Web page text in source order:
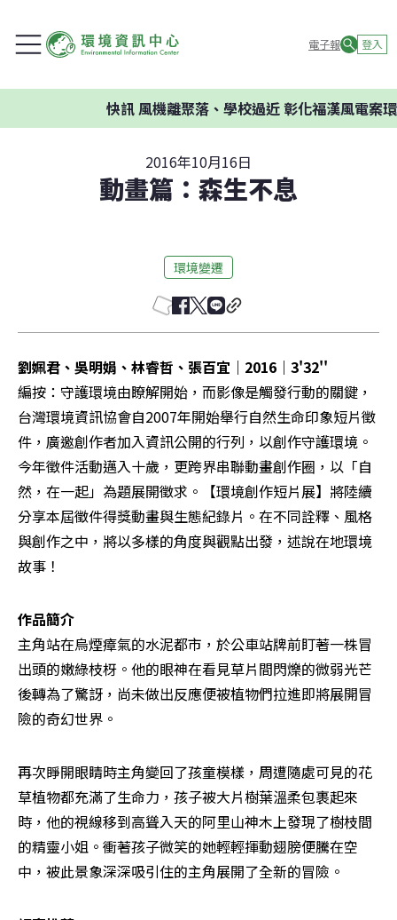
電子報 登入
快訊風機離聚落、學校過近 彰化福漢風電案環
2016年10月16日
動畫篇：森生不息
環境變遷
劉姵君、吳明娟、林睿哲、張百宜｜2016｜3'32''
編按：守護環境由瞭解開始，而影像是觸發行動的關鍵，
台灣環境資訊協會自2007年開始舉行自然生命印象短片徵
件，廣邀創作者加入資訊公開的行列，以創作守護環境。
今年徵件活動邁入十歲，更跨界串聯動畫創作圈，以「自
然，在一起」為題展開徵求。【環境創作短片展】將陸續
分享本屆徵件得獎動畫與生態紀錄片。在不同詮釋、風格
與創作之中，將以多樣的角度與觀點出發，述說在地環境
故事！
作品簡介
主角站在烏煙瘴氣的水泥都市，於公車站牌前盯著一株冒
出頭的嫩綠枝枒。他的眼神在看見草片間閃爍的微弱光芒
後轉為了驚訝，尚未做出反應便被植物們拉進即將展開冒
險的奇幻世界。
再次睜開眼睛時主角變回了孩童模樣，周遭隨處可見的花
草植物都充滿了生命力，孩子被大片樹葉溫柔包裹起來
時，他的視線移到高聳入天的阿里山神木上發現了樹枝間
的精靈小姐。衝著孩子微笑的她輕輕揮動翅膀便騰在空
中，被此景象深深吸引住的主角展開了全新的冒險。